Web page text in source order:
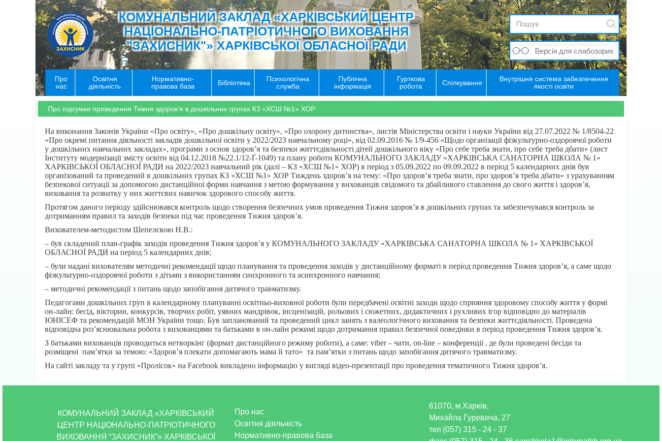
КОМУНАЛЬНИЙ ЗАКЛАД «ХАРКІВСЬКИЙ ЦЕНТР
НАЦІОНАЛЬНО-ПАТРІОТИЧНОГО ВИХОВАННЯ
"ЗАХИСНИК"» ХАРКІВСЬКОЇ ОБЛАСНОЇ РАДИ
Версія для слабозорих
Про
нас
Освітня
діяльність
Нормативно-
правова база
Бібліотека
Психологічна
служба
Публічна
інформація
Гурткова
робота
Спілкування
Внутрішня система забезпечення
якості освіти
Про підсумки проведення Тижня здоров’я в дошкільних групах КЗ «ХСШ №1» ХОР
На виконання Законів України «Про освіту», «Про дошкільну освіту», «Про охорону дитинства», листів Міністерства освіти і науки України від 27.07.2022 № 1/8504-22
«Про окремі питання діяльності закладів дошкільної освіти у 2022/2023 навчальному році», від 02.09.2016 № 1/9-456 «Щодо організації фізкультурно-оздоровчої роботи
у дошкільних навчальних закладах», програми з основ здоров’я та безпеки життєдіяльності дітей дошкільного віку «Про себе треба знати, про себе треба дбати» (лист
Інституту модернізації змісту освіти від 04.12.2018 №22.1/12-Ґ-1049) та плану роботи КОМУНАЛЬНОГО ЗАКЛАДУ «ХАРКІВСЬКА САНАТОРНА ШКОЛА № 1»
ХАРКІВСЬКОЇ ОБЛАСНОЇ РАДИ на 2022/2023 навчальний рік (далі – КЗ «ХСШ №1» ХОР) в період з 05.09.2022 по 09.09.2022 в період 5 календарних днів був
організований та проведений в дошкільних групах КЗ «ХСШ №1» ХОР Тиждень здоров’я на тему: «Про здоров’я треба знати, про здоров’я треба дбати» з урахуванням
безпекової ситуації за допомогою дистанційної форми навчання з метою формування у вихованців свідомого та дбайливого ставлення до свого життя і здоров’я,
виховання та розвитку у них життєвих навичок здорового способу життя.
Протягом даного періоду здійснювався контроль щодо створення безпечних умов проведення Тижня здоров’я в дошкільних групах та забезпечувався контроль за
дотриманням правил та заходів безпеки під час проведення Тижня здоров’я.
Вихователем-методистом Шепелєвою Н.В.:
– був складений план-графік заходів проведення Тижня здоров’я у КОМУНАЛЬНОГО ЗАКЛАДУ «ХАРКІВСЬКА САНАТОРНА ШКОЛА № 1» ХАРКІВСЬКОЇ
ОБЛАСНОЇ РАДИ на період 5 календарних днів;
– були надані вихователям методичні рекомендації щодо планування та проведення заходів у дистанційному форматі в період проведення Тижня здоров’я, а саме щодо
фізкультурно-оздоровчої роботи з дітьми з використанням синхронного та асинхронного навчання;
– методичні рекомендації з питань щодо запобігання дитячого травматизму.
Педагогами дошкільних груп в календарному плануванні освітньо-виховної роботи були передбачені освітні заходи щодо сприяння здоровому способу життя у формі
он-лайн: бесід, вікторин, конкурсів, творчих робіт, уявних мандрівок, інсценізацій, рольових і сюжетних, дидактичних і рухливих ігор відповідно до матеріалів
ЮНІСЕФ та рекомендацій МОН України тощо. Був запланований та проведений цикл занять з валеологічного виховання та безпеки життєдіяльності. Проведена
відповідна роз’яснювальна робота з вихованцями та батьками в он-лайн режимі щодо дотримання правил безпечної поведінки в період проведення Тижня здоров’я.
З батьками вихованців проводиться нетворкінг (формат дистанційного режиму роботи), а саме: viber – чати, on-line – конференції , де були проведені бесіди та
розміщені пам’ятки за темою: «Здоров’я плекати допомагають мама й тато» та пам’ятки з питань щодо запобігання дитячого травматизму.
На сайті закладу та у групі «Пролісок» на Facebook викладено інформацію у вигляді відео-презентації про проведення тематичного Тижня здоров’я.
КОМУНАЛЬНИЙ ЗАКЛАД «ХАРКІВСЬКИЙ
ЦЕНТР НАЦІОНАЛЬНО-ПАТРІОТИЧНОГО
ВИХОВАННЯ “ЗАХИСНИК”» ХАРКІВСЬКОЇ
Про нас
Освітня діяльність
Нормативно-правова база
61070, м.Харків,
Михайла Гуревича, 27
тел (057) 315 - 24 - 37